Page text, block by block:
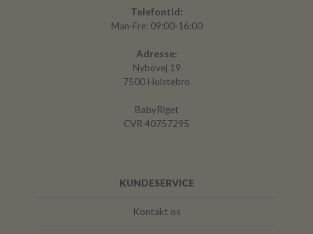
Telefontid:
Man-Fre: 09:00-16:00
Adresse:
Nybovej 19
7500 Holstebro
BabyRiget
CVR 40757295
KUNDESERVICE
Kontakt os